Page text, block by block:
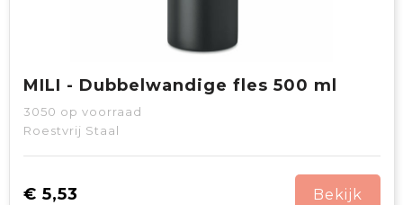
MILI - Dubbelwandige fles 500 ml
3050 op voorraad
Roestvrij Staal
€ 5,53 Bekijk